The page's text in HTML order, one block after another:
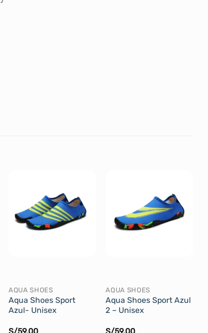
AQUA SHOES
Aqua Shoes Sport
Azul- Unisex
S/59.00
AQUA SHOES
Aqua Shoes Sport Azul
2 – Unisex
S/59.00